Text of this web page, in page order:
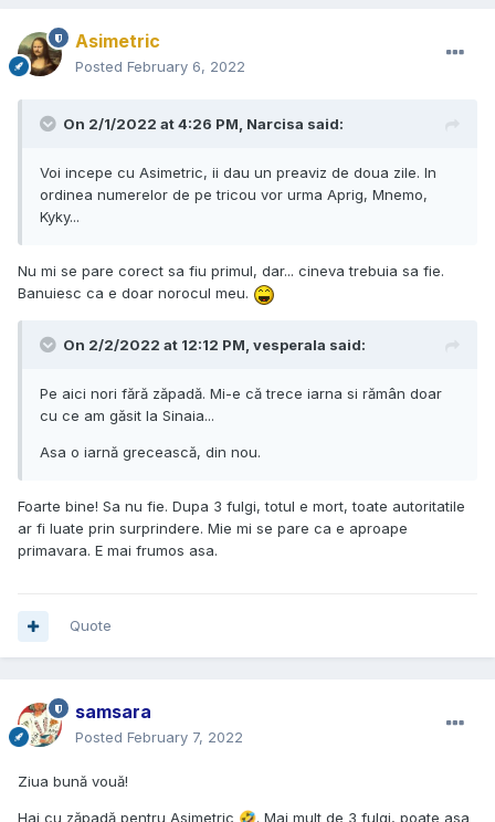
Asimetric
Posted February 6, 2022
On 2/1/2022 at 4:26 PM, Narcisa said:
Voi incepe cu Asimetric, ii dau un preaviz de doua zile. In
ordinea numerelor de pe tricou vor urma Aprig, Mnemo,
Kyky...
Nu mi se pare corect sa fiu primul, dar... cineva trebuia sa fie.
Banuiesc ca e doar norocul meu.
On 2/2/2022 at 12:12 PM, vesperala said:
Pe aici nori fără zăpadă. Mi-e că trece iarna si rămân doar
cu ce am găsit la Sinaia...
Asa o iarnă grecească, din nou.
Foarte bine! Sa nu fie. Dupa 3 fulgi, totul e mort, toate autoritatile
ar fi luate prin surprindere. Mie mi se pare ca e aproape
primavara. E mai frumos asa.
Quote
samsara
Posted February 7, 2022
Ziua bună vouă!
Hai cu zăpadă pentru Asimetric 🤣. Mai mult de 3 fulgi, poate asa